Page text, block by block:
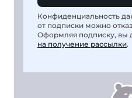
Конфиденциальность
от подписки можно
Оформляя подписку, вы
на получение рассылки.